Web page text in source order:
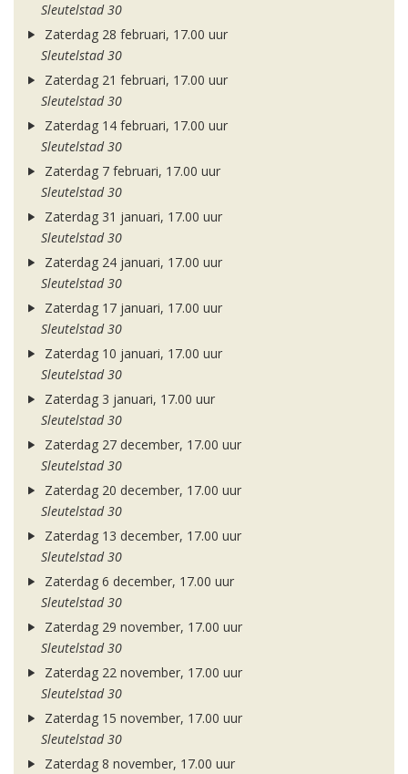
Sleutelstad 30
Zaterdag 28 februari, 17.00 uur
Sleutelstad 30
Zaterdag 21 februari, 17.00 uur
Sleutelstad 30
Zaterdag 14 februari, 17.00 uur
Sleutelstad 30
Zaterdag 7 februari, 17.00 uur
Sleutelstad 30
Zaterdag 31 januari, 17.00 uur
Sleutelstad 30
Zaterdag 24 januari, 17.00 uur
Sleutelstad 30
Zaterdag 17 januari, 17.00 uur
Sleutelstad 30
Zaterdag 10 januari, 17.00 uur
Sleutelstad 30
Zaterdag 3 januari, 17.00 uur
Sleutelstad 30
Zaterdag 27 december, 17.00 uur
Sleutelstad 30
Zaterdag 20 december, 17.00 uur
Sleutelstad 30
Zaterdag 13 december, 17.00 uur
Sleutelstad 30
Zaterdag 6 december, 17.00 uur
Sleutelstad 30
Zaterdag 29 november, 17.00 uur
Sleutelstad 30
Zaterdag 22 november, 17.00 uur
Sleutelstad 30
Zaterdag 15 november, 17.00 uur
Sleutelstad 30
Zaterdag 8 november, 17.00 uur